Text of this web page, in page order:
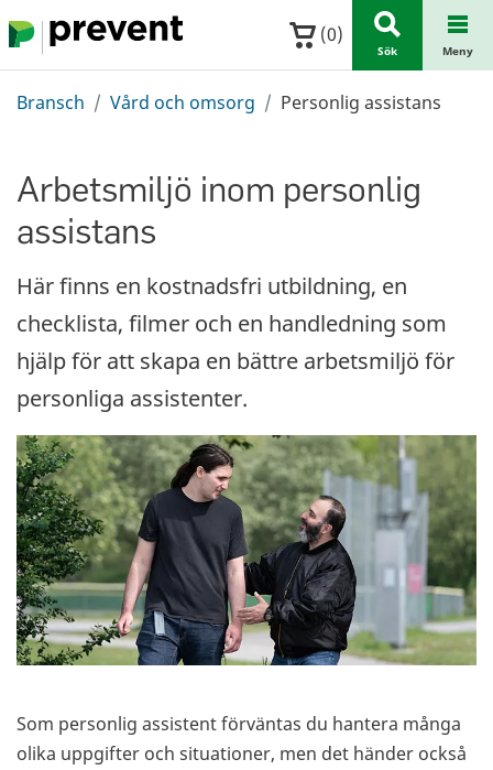
Hoppa till huvudinnehållet (0)
Sök Meny
Bransch Vård och omsorg Personlig assistans
Arbetsmiljö inom personlig
assistans
Här finns en kostnadsfri utbildning, en
checklista, filmer och en handledning som
hjälp för att skapa en bättre arbetsmiljö för
personliga assistenter.
Som personlig assistent förväntas du hantera många
olika uppgifter och situationer, men det händer också